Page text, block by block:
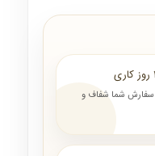
سفارش شما شفاف و